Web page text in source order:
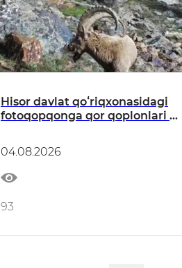
Hisor davlat qoʻriqxonasidagi
fotoqopqonga qor qoplonlari va
04.08.2026
93